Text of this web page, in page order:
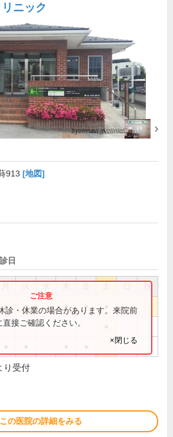
ニック
913 [地図]
日
祝
● ● ● ●
診・休業の場合があります。来院前
接ご確認ください。
×閉じる
り受付
この医院の詳細をみる